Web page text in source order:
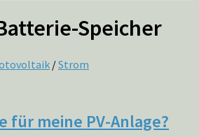
Speicher
/Strom
für meine PV-Anlage?